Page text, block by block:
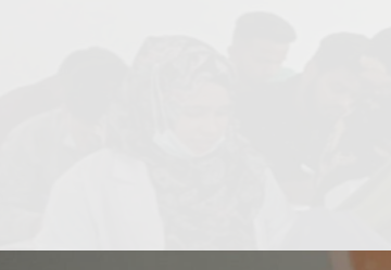
Online